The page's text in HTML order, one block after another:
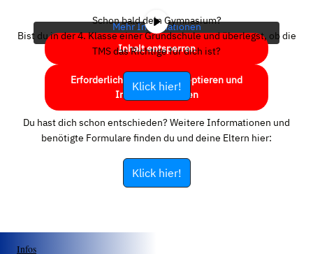
Mehr Informationen
Inhalt entsperren
Erforderlichen Service akzeptieren und
Inhalte entsperren
Schon bald dein Gymnasium?
Bist du in der 4. Klasse einer Grundschule und überlegst, ob die
TMS das Richtige für dich ist?
Klick hier!
Du hast dich schon entschieden? Weitere Informationen und
benötigte Formulare finden du und deine Eltern hier:
Klick hier!
Infos